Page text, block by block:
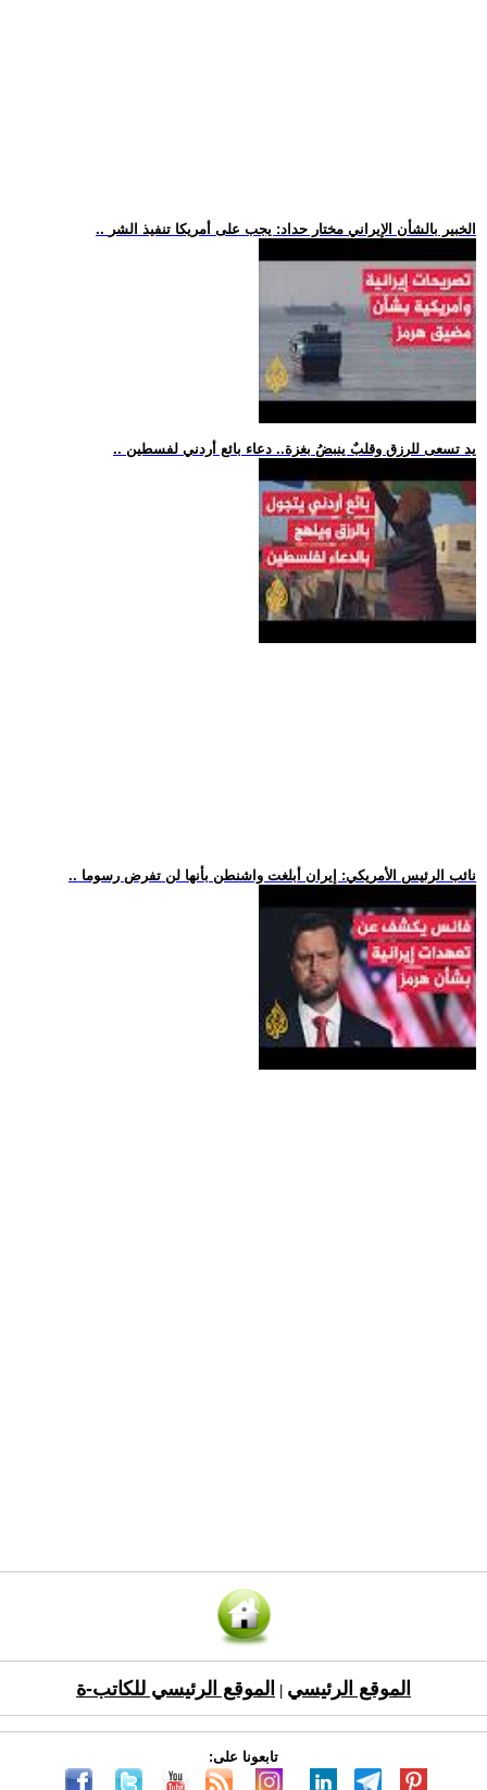
.. الخبير بالشأن الإيراني مختار حداد: يجب على أمريكا تنفيذ الشر
.. يد تسعى للرزق وقلبٌ ينبضُ بغزة.. دعاء بائع أردني لفسطين
.. نائب الرئيس الأمريكي: إيران أبلغت واشنطن بأنها لن تفرض رسوما
الموقع الرئيسي الموقع الرئيسي للكاتب-ة
تابعونا على: